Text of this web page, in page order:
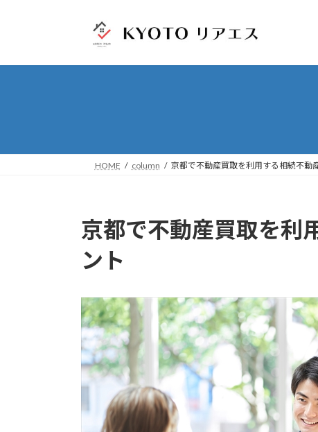
プ
動
HOME column 京都で不動産買取を利用する相続不動
京都で不動産買取を利
ント